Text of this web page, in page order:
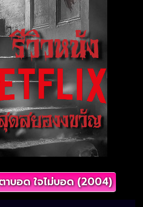
าบอด ใจไม่บอด (2004)